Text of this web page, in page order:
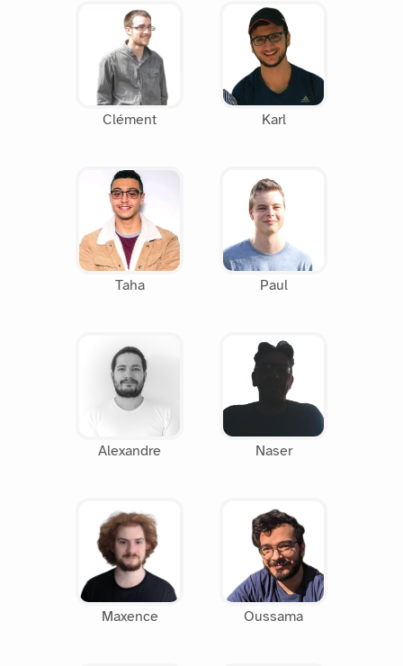
Clément Karl
Taha Paul
Alexandre Naser
Maxence Oussama